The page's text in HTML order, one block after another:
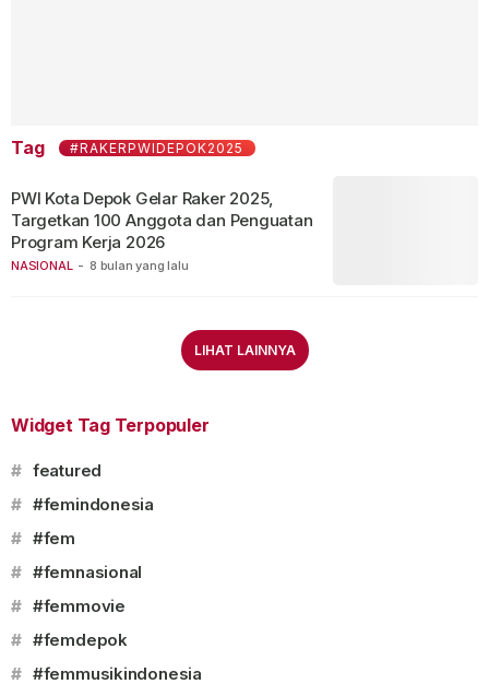
Tag #RAKERPWIDEPOK2025
NASIONAL - 8 bulan yang lalu
PWI Kota Depok Gelar Raker 2025,
Targetkan 100 Anggota dan Penguatan
Program Kerja 2026
LIHAT LAINNYA
Widget Tag Terpopuler
# featured
# #femindonesia
# #fem
# #femnasional
# #femmovie
# #femdepok
# #femmusikindonesia